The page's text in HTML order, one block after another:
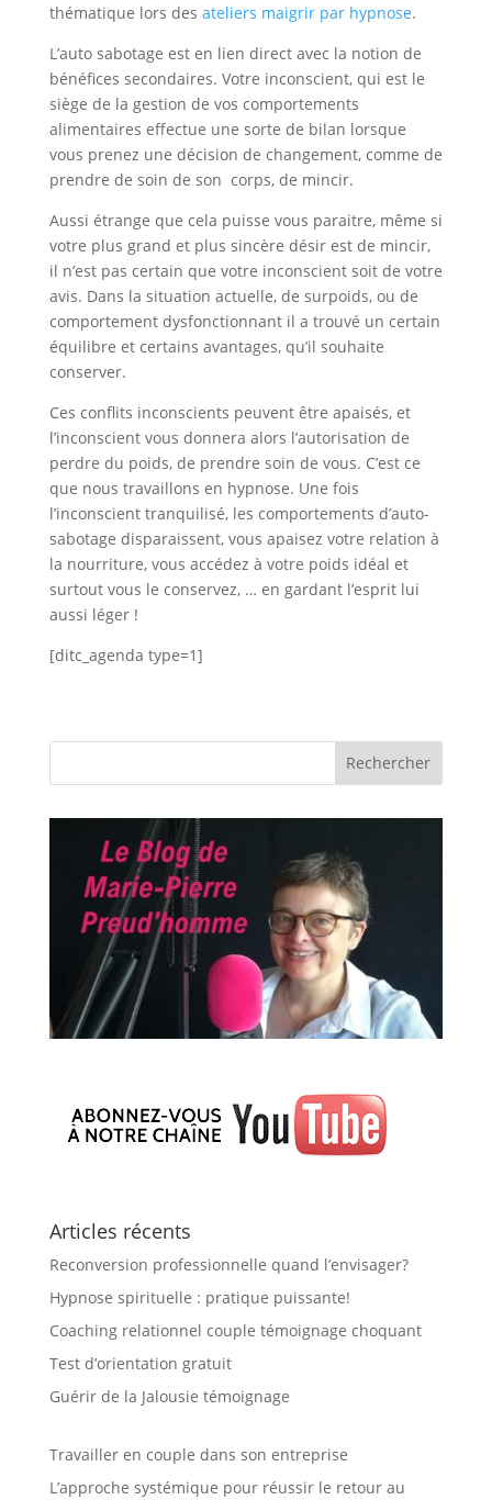
thématique lors des ateliers maigrir par hypnose.
L’auto sabotage est en lien direct avec la notion de
bénéfices secondaires. Votre inconscient, qui est le
siège de la gestion de vos comportements
alimentaires effectue une sorte de bilan lorsque
vous prenez une décision de changement, comme de
prendre de soin de son corps, de mincir.
Aussi étrange que cela puisse vous paraitre, même si
votre plus grand et plus sincère désir est de mincir,
il n’est pas certain que votre inconscient soit de votre
avis. Dans la situation actuelle, de surpoids, ou de
comportement dysfonctionnant il a trouvé un certain
équilibre et certains avantages, qu’il souhaite
conserver.
Ces conflits inconscients peuvent être apaisés, et
l’inconscient vous donnera alors l’autorisation de
perdre du poids, de prendre soin de vous. C’est ce
que nous travaillons en hypnose. Une fois
l’inconscient tranquilisé, les comportements d’auto-
sabotage disparaissent, vous apaisez votre relation à
la nourriture, vous accédez à votre poids idéal et
surtout vous le conservez, … en gardant l’esprit lui
aussi léger !
[ditc_agenda type=1]
Articles récents
Reconversion professionnelle quand l’envisager?
Hypnose spirituelle : pratique puissante!
Coaching relationnel couple témoignage choquant
Test d’orientation gratuit
Guérir de la Jalousie témoignage
Travailler en couple dans son entreprise
L’approche systémique pour réussir le retour au